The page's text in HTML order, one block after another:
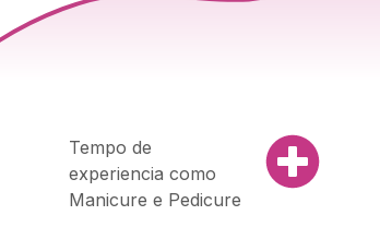
Tempo de
experiencia como
Manicure e Pedicure